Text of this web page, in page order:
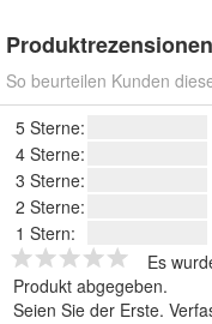
Produktrezensionen
So beurteilen Kunden
5 Sterne:
4 Sterne:
3 Sterne:
2 Sterne:
1 Stern:
Es
Produkt abgegeben.
Seien Sie der Erste.